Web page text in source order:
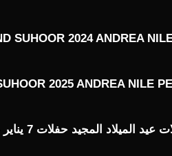
SUHOOR 2024 ANDREA
2025 ANDREA NILE
الميلاد المجيد حفلات 7 يناير عيد الكريسماس 2026